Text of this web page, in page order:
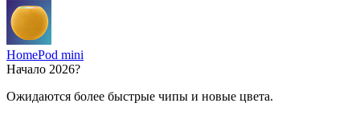
HomePod mini
Начало 2026?
Ожидаются более быстрые чипы и новые цвета.